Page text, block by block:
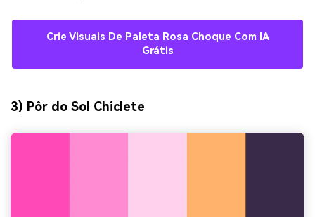
Crie Visuais De Paleta Rosa Choque Com IA
Grátis
3) Pôr do Sol Chiclete